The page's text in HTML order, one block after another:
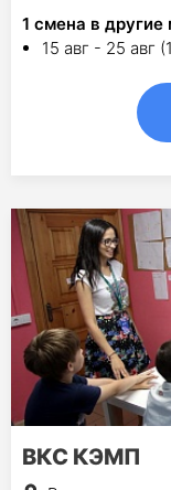
1 смена в другие
15 авг - 25 авг
ВКС КЭМП